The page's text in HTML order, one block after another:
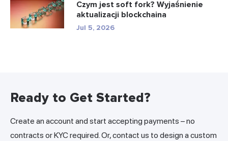
Czym jest soft fork? Wyjaśnienie
aktualizacji blockchaina
Jul 5, 2026
Ready to Get Started?
Create an account and start accepting payments – no
contracts or KYC required. Or, contact us to design a custom